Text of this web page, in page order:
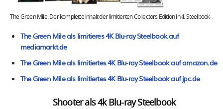
The Green Mile: Der komplette Inhalt der limitierten Collectors Edition inkl. Steelbook
The Green Mile als limitieres 4K Blu-ray Steelbook auf
mediamarkt.de
The Green Mile als limitiertes 4K Blu-ray Steelbook auf amazon.de
The Green Mile als limitiertes 4K Blu-ray Steelbook auf jpc.de
Shooter als 4k Blu-ray Steelbook